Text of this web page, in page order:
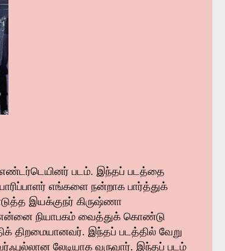
படம். இந்தப் படத்தை
எங்களை நன்றாக பார்த்துக்
இயக்குநர் கிருஷ்ணா
என்னை நியாபகம் வைத்துக் கொண்டு
திறமையானவர். இந்தப் படத்தில் வேறு
லேடியாக வருவார். இந்தப் படம்